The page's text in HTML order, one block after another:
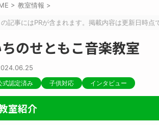
> 教室情報 >
の記事にはPRが含まれます。掲載内容は更新日時点
のせともこ音楽教室
式認定済み 子供対応 インタビュー
室紹介